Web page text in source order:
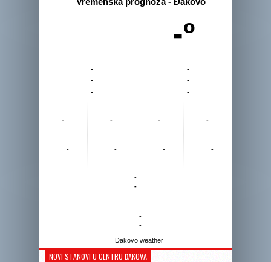
-º
-
-
-
-
-
-
-
-
-
-
-
-
-
-
-
-
-
-
-
-
-
-
-
-
-
-
Đakovo weather
NOVI STANOVI U CENTRU ĐAKOVA